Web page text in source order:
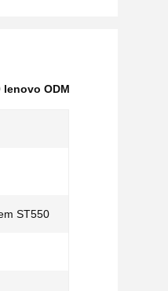
ODM
ST550